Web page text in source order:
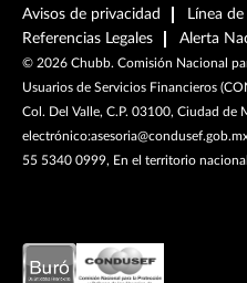
Avisos de privacidad
Línea
Referencias Legales
Alerta
© 2026 Chubb. Comisión Nacional
Usuarios de Servicios Financieros
Col. Del Valle, C.P. 03100, Ciudad de
55 5340 0999, En el territorio